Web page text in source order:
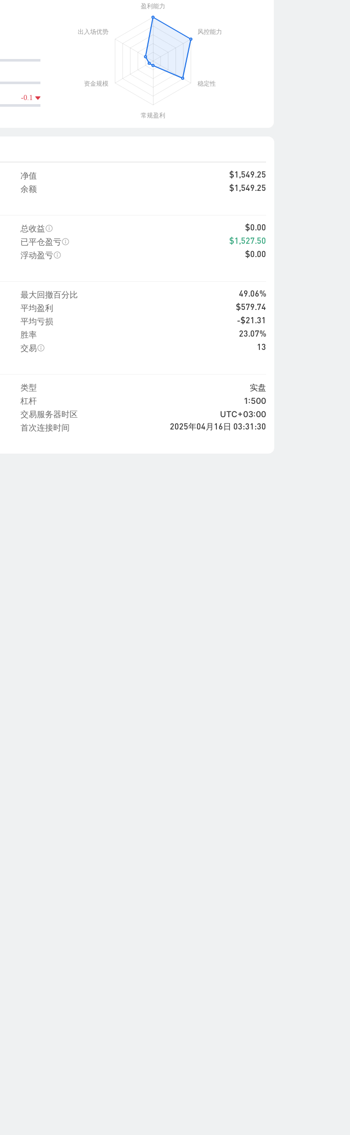
-0.1
净值 $1,549.25
余额 $1,549.25
总收益 $0.00
已平仓盈亏 $1,527.50
浮动盈亏 $0.00
最大回撤百分比 49.06%
平均盈利 $579.74
平均亏损 -$21.31
胜率 23.07%
交易 13
类型
实盘
杠杆
1:500
交易服务器时区
UTC+03:00
首次连接时间 2025年04月16日 03:31:30